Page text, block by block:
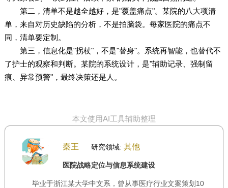
第二，清单不是越全越好，是"覆盖痛点"。某院的八大项清
单，来自对历史缺陷的分析，不是拍脑袋。每家医院的痛点不
同，清单要定制。
第三，信息化是"拐杖"，不是"替身"。系统再智能，也替代不
了护士的观察和判断。某院的系统设计，是"辅助记录、强制留
痕、异常预警"，最终决策还是人。
本文使用AI工具辅助整理
秦王 研究领域: 其他
医院战略定位与信息系统建设
毕业于浙江某大学中文系，曾从事医疗行业文案策划10